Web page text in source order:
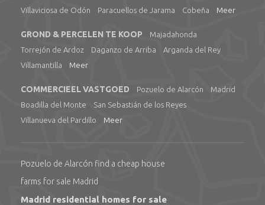
Villaviciosa de Odón
Paracuellos de Jarama Cobeña Meer
GROND & PERCELEN TE KOOP
Majadahonda
Torrejón de Ardoz
Daganzo de Arriba
Arganda del Rey
Villamantilla
Meer
COMMERCIEEL VASTGOED Pozuelo de Alarcón
Madrid
Boadilla del Monte
San Sebastián de los Reyes
Villanueva del Pardillo
Meer
Pozuelo de Alarcón find a cheap house
farms for sale Madrid
Madrid residential homes for sale